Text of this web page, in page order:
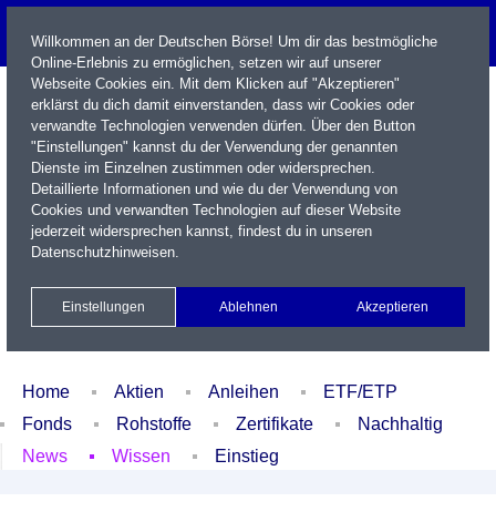
Name / WKN / ISIN / Kürzel
Xetra Realtime
Watchlist Portfolio Login
Home Aktien Anleihen
ETF/ETP
Fonds
Rohstoffe Zertifikate
Nachhaltig
News
Wissen Einstieg
Willkommen an der Deutschen Börse! Um dir das bestmögliche
Online-Erlebnis zu ermöglichen, setzen wir auf unserer
Webseite Cookies ein. Mit dem Klicken auf "Akzeptieren"
erklärst du dich damit einverstanden, dass wir Cookies oder
verwandte Technologien verwenden dürfen. Über den Button
"Einstellungen" kannst du der Verwendung der genannten
Dienste im Einzelnen zustimmen oder widersprechen.
Detaillierte Informationen und wie du der Verwendung von
Cookies und verwandten Technologien auf dieser Website
jederzeit widersprechen kannst, findest du in unseren
Datenschutzhinweisen.
Einstellungen Ablehnen Akzeptieren